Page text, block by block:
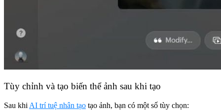
Tùy chỉnh và tạo biến thể ảnh sau khi tạo
Sau khi AI trí tuệ nhân tạo tạo ảnh, bạn có một số tùy chọn: